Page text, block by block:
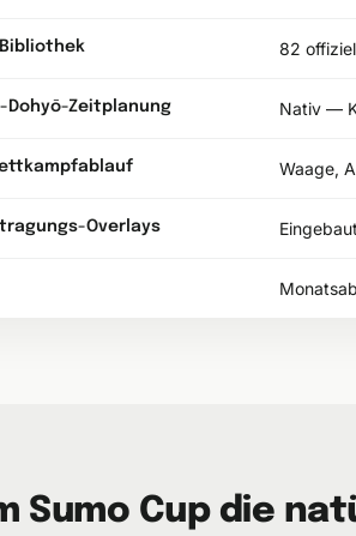
82
Dohyō-Zeitplanung Nativ —
Waage,
Overlays
Sumo Cup die